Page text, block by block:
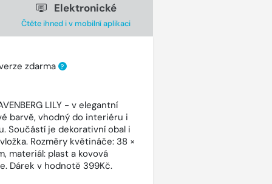
Elektronické
Čtěte ihned i v mobilní aplikaci
zdarma ?
LILY - v elegantní
barvě, vhodný do interiéru i
Součástí je dekorativní obal i
Rozměry květináče: 38 ×
materiál: plast a kovová
Dárek v hodnotě 399Kč.